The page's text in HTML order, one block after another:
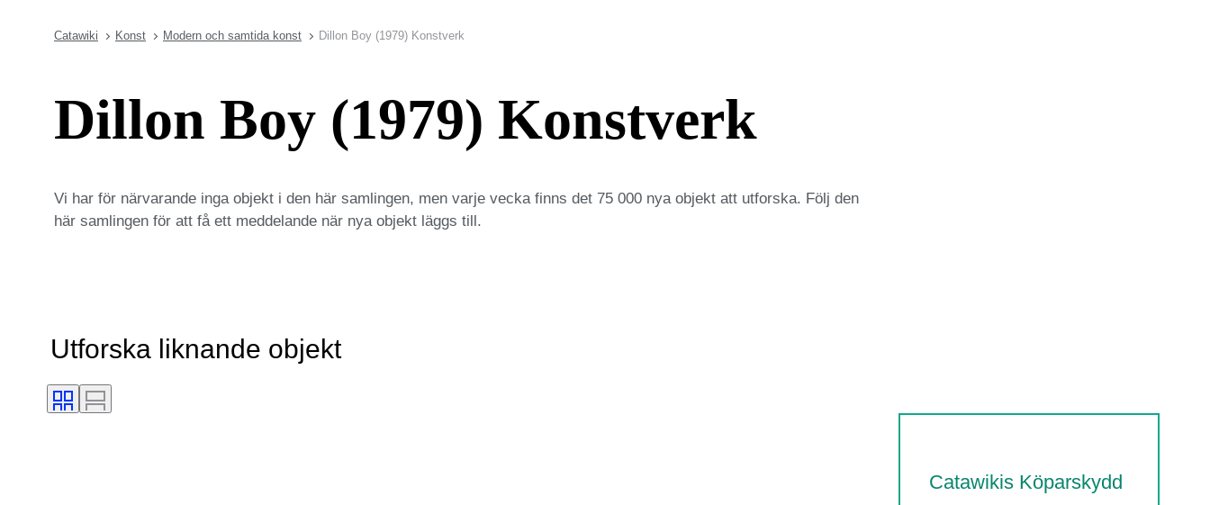
Catawiki Konst Modern och samtida konst Dillon Boy (1979) Konstverk
Dillon Boy (1979) Konstverk
Vi har för närvarande inga objekt i den här samlingen, men varje vecka finns det 75 000 nya objekt att utforska. Följ den
här samlingen för att få ett meddelande när nya objekt läggs till.
Utforska liknande objekt
Catawikis Köparskydd